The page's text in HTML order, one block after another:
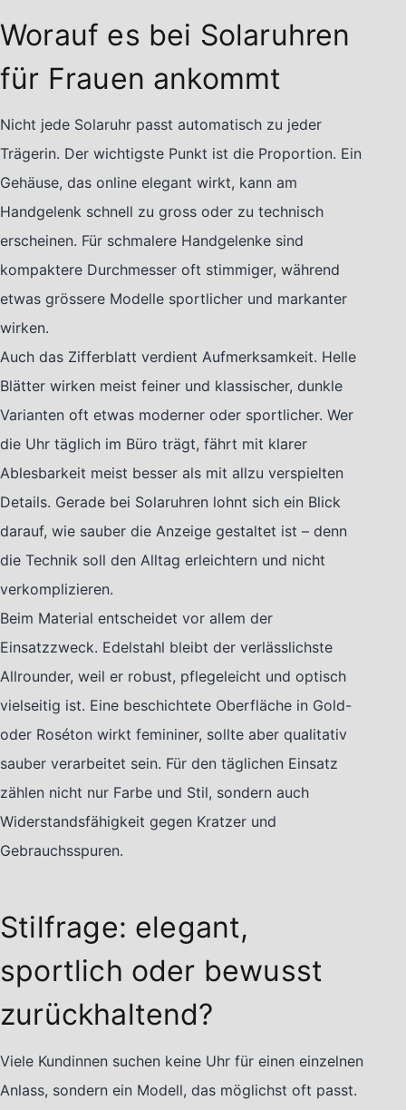
Worauf es bei Solaruhren
für Frauen ankommt
Nicht jede Solaruhr passt automatisch zu jeder
Trägerin. Der wichtigste Punkt ist die Proportion. Ein
Gehäuse, das online elegant wirkt, kann am
Handgelenk schnell zu gross oder zu technisch
erscheinen. Für schmalere Handgelenke sind
kompaktere Durchmesser oft stimmiger, während
etwas grössere Modelle sportlicher und markanter
wirken.
Auch das Zifferblatt verdient Aufmerksamkeit. Helle
Blätter wirken meist feiner und klassischer, dunkle
Varianten oft etwas moderner oder sportlicher. Wer
die Uhr täglich im Büro trägt, fährt mit klarer
Ablesbarkeit meist besser als mit allzu verspielten
Details. Gerade bei Solaruhren lohnt sich ein Blick
darauf, wie sauber die Anzeige gestaltet ist – denn
die Technik soll den Alltag erleichtern und nicht
verkomplizieren.
Beim Material entscheidet vor allem der
Einsatzzweck. Edelstahl bleibt der verlässlichste
Allrounder, weil er robust, pflegeleicht und optisch
vielseitig ist. Eine beschichtete Oberfläche in Gold-
oder Roséton wirkt femininer, sollte aber qualitativ
sauber verarbeitet sein. Für den täglichen Einsatz
zählen nicht nur Farbe und Stil, sondern auch
Widerstandsfähigkeit gegen Kratzer und
Gebrauchsspuren.
Stilfrage: elegant,
sportlich oder bewusst
zurückhaltend?
Viele Kundinnen suchen keine Uhr für einen einzelnen
Anlass, sondern ein Modell, das möglichst oft passt.